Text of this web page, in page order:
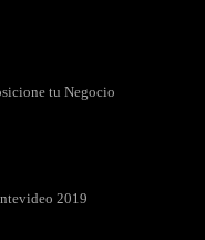
tu Negocio
2019